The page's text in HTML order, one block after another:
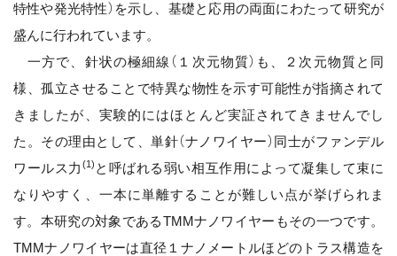
特性や発光特性）を示し、基礎と応用の両面にわたって研究が
盛んに行われています。
一方で、針状の極細線（１次元物質）も、２次元物質と同
様、孤立させることで特異な物性を示す可能性が指摘されて
きましたが、実験的にはほとんど実証されてきませんでし
た。その理由として、単針（ナノワイヤー）同士がファンデル
ワールス力 (1) と呼ばれる弱い相互作用によって凝集して束に
なりやすく、一本に単離することが難しい点が挙げられま
す。本研究の対象であるTMMナノワイヤーもその一つです。
TMMナノワイヤーは直径１ナノメートルほどのトラス構造を